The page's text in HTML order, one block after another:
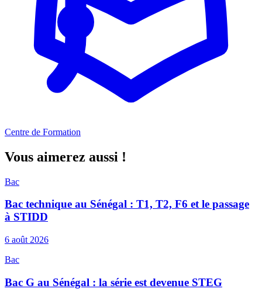
Centre de Formation
Vous aimerez aussi !
Bac
Bac technique au Sénégal : T1, T2, F6 et le passage
à STIDD
6 août 2026
Bac
Bac G au Sénégal : la série est devenue STEG